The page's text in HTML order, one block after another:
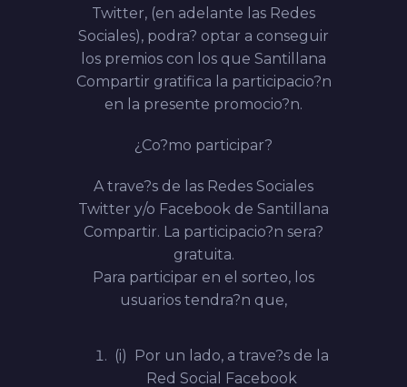
Twitter, (en adelante las Redes
Sociales), podra? optar a conseguir
los premios con los que Santillana
Compartir gratifica la participacio?n
en la presente promocio?n.
¿Co?mo participar?
A trave?s de las Redes Sociales
Twitter y/o Facebook de Santillana
Compartir. La participacio?n sera?
gratuita.
Para participar en el sorteo, los
usuarios tendra?n que,
(i) Por un lado, a trave?s de la
Red Social Facebook